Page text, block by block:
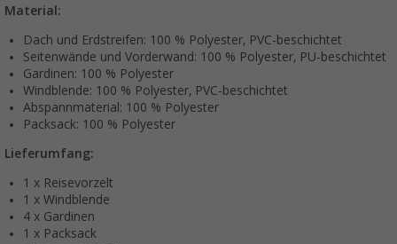
Material:
Dach und Erdstreifen: 100 % Polyester, PVC-beschichtet
Seitenwände und Vorderwand: 100 % Polyester, PU-beschichtet
Gardinen: 100 % Polyester
Windblende: 100 % Polyester, PVC-beschichtet
Abspannmaterial: 100 % Polyester
Packsack: 100 % Polyester
Lieferumfang:
1 x Reisevorzelt
1 x Windblende
4 x Gardinen
1 x Packsack